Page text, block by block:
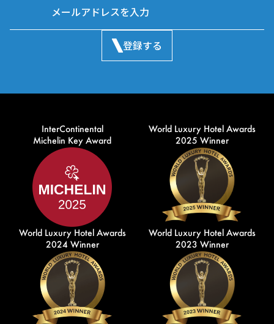
登録する
InterContinental
Michelin Key Award
World Luxury Hotel Awards
2025 Winner
World Luxury Hotel Awards
2024 Winner
World Luxury Hotel Awards
2023 Winner